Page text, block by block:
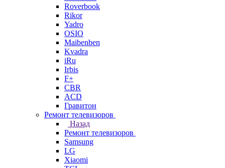
Roverbook
Rikor
Yadro
OSIO
Maibenben
Kvadra
iRu
Irbis
F+
CBR
ACD
Гравитон
Ремонт телевизоров
Назад
Ремонт телевизоров
Samsung
LG
Xiaomi